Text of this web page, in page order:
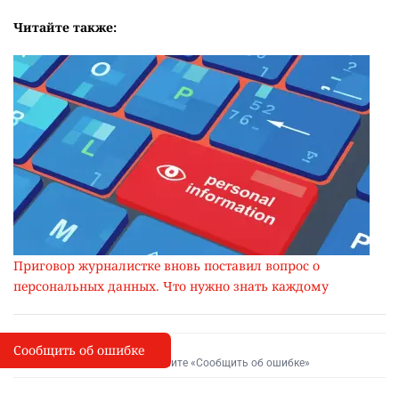
Читайте также:
Приговор журналистке вновь поставил вопрос о
персональных данных. Что нужно знать каждому
I
Сообщить об опечатке
Выделите фрагмент и нажмите «Сообщить об ошибке»
Сообщить об ошибке